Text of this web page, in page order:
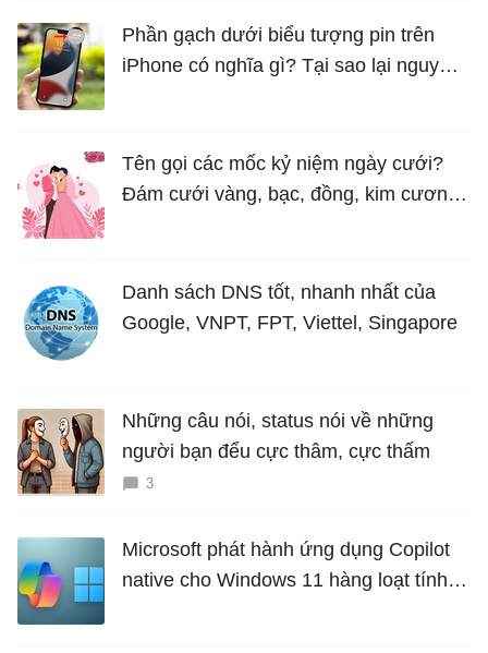
Phần gạch dưới biểu tượng pin trên
iPhone có nghĩa gì? Tại sao lại nguy
Tên gọi các mốc kỷ niệm ngày cưới?
Đám cưới vàng, bạc, đồng, kim cương
Danh sách DNS tốt, nhanh nhất của
Google, VNPT, FPT, Viettel, Singapore
Những câu nói, status nói về những
người bạn đểu cực thâm, cực thấm
3
Microsoft phát hành ứng dụng Copilot
native cho Windows 11 hàng loạt tính